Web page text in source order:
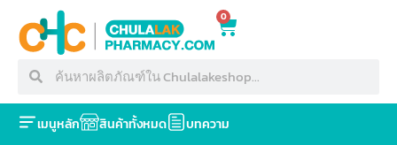
0
เมนูหลัก สินค้าทั้งหมด บทความ